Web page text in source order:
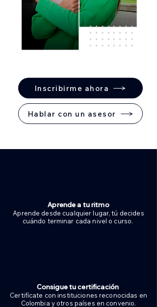
Inscribirme ahora
Hablar con un asesor
Aprende a tu ritmo
Aprende desde cualquier lugar, tú decides
cuándo terminar cada nivel o curso.
Consigue tu certificación
Certifícate con instituciones reconocidas en
Colombia y otros países en convenio.